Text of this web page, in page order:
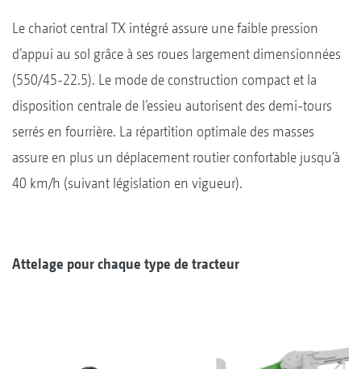
Le chariot central TX intégré assure une faible pression
d’appui au sol grâce à ses roues largement dimensionnées
(550/45-22.5). Le mode de construction compact et la
disposition centrale de l’essieu autorisent des demi-tours
serrés en fourrière. La répartition optimale des masses
assure en plus un déplacement routier confortable jusqu’à
40 km/h (suivant législation en vigueur).
Attelage pour chaque type de tracteur